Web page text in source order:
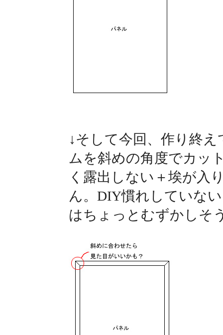
↓そして今回、作り終
ムを斜めの角度でカッ
く露出しない＋埃が入
ん。DIY慣れしていな
はちょっとむずかしそ